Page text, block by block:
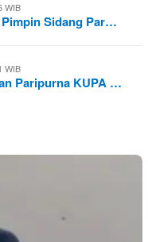
WIB
Sidang Par…
WIB
Paripurna KUPA …